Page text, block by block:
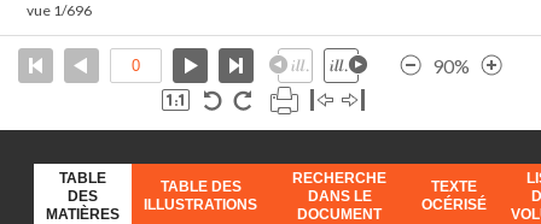
vue 1/696
90%
TABLE
DES
MATIÈRES
TABLE DES
ILLUSTRATIONS
RECHERCHE
DANS LE
DOCUMENT
TEXTE
OCÉRISÉ